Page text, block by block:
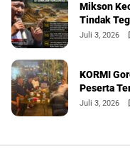
Mikson
Tindak
Juli 3, 2026
KORMI
Peserta
Juli 3, 2026